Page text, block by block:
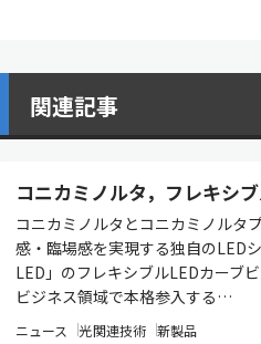
関連記事
コニカミノルタ，フレキシ
コニカミノルタとコニカミノルタ
感・臨場感を実現する独自のLED
LED」のフレキシブルLEDカーブ
ビジネス領域で本格参入する…
ニュース 光関連技術 新製品